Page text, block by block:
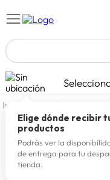
TÉRMINOS MÁS
1. zapatillas mujer
2. celulares
3. zapatillas hombre
4. moda
Elige dónde recibir
productos
Podrás ver la
de entrega para tu
tienda.
moda y
MECHANIC
Morral Hombre